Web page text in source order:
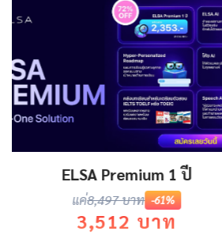
ELSA Premium ตล
แค่9,999 บาท
7,999 บาท